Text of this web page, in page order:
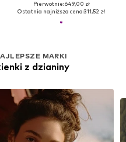
Pierwotnie: 649,00 zł
Ostatnia najniższa cena:311,52 zł
MARKI
z dzianiny